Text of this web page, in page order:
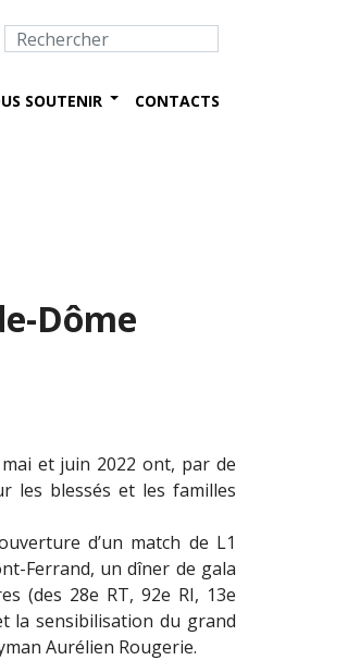
SOUTENIR CONTACTS
Dôme
et juin 2022 ont, par de
les blessés et les familles
d’un match de L1
Ferrand, un dîner de gala
(des 28e RT, 92e RI, 13e
la sensibilisation du grand
Aurélien Rougerie.